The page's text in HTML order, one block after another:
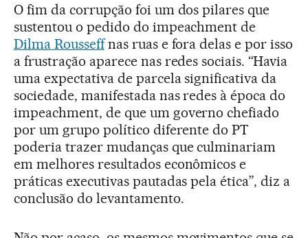
O fim da corrupção foi um dos pilares que
sustentou o pedido do impeachment de
Dilma Rousseffnas ruas e fora delas e por isso
a frustração aparece nas redes sociais. “Havia
uma expectativa de parcela significativa da
sociedade, manifestada nas redes à época do
impeachment, de que um governo chefiado
por um grupo político diferente do PT
poderia trazer mudanças que culminariam
em melhores resultados econômicos e
práticas executivas pautadas pela ética”, diz a
conclusão do levantamento.